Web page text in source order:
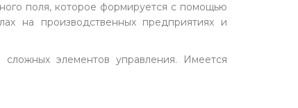
поля, которое формируется с помощью
на производственных предприятиях и
элементов управления. Имеется